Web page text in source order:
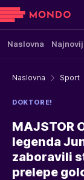
Naslovna
Naslovna Sport
DOKTORE!
MAJSTOR
legenda
zaboravili
prelepe